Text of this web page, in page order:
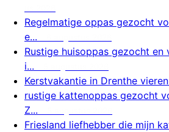
Regelmatige oppas gezocht
e...
Rustige huisoppas gezocht
i...
Kerstvakantie in Drenthe
rustige kattenoppas gezocht
Z...
Friesland liefhebber die mijn